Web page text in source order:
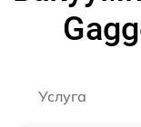
Услуга